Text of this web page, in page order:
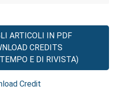
ARTICOLI IN PDF
CREDITS
E DI RIVISTA)
Credit